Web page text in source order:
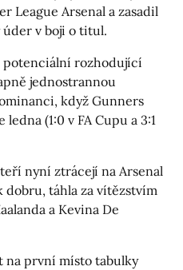
League Arsenal a zasadil
v boji o titul.
potenciální rozhodující
jednostrannou
když Gunners
(1:0 v FA Cupu a 3:1
nyní ztrácejí na Arsenal
dobru, táhla za vítězstvím
a Kevina De
na první místo tabulky